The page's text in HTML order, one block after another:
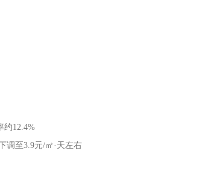
约12.4%
调至3.9元/㎡·天左右